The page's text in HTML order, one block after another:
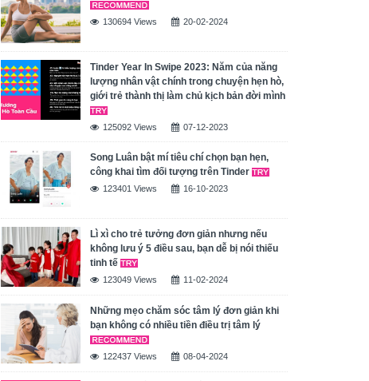
130694 Views 20-02-2024
Tinder Year In Swipe 2023: Năm của năng
lượng nhân vật chính trong chuyện hẹn hò,
giới trẻ thành thị làm chủ kịch bản đời mình
125092 Views 07-12-2023
Song Luân bật mí tiêu chí chọn bạn hẹn,
công khai tìm đối tượng trên Tinder
123401 Views 16-10-2023
Lì xì cho trẻ tưởng đơn giản nhưng nếu
không lưu ý 5 điều sau, bạn dễ bị nói thiếu
tinh tế
123049 Views 11-02-2024
Những mẹo chăm sóc tâm lý đơn giản khi
bạn không có nhiều tiền điều trị tâm lý
122437 Views 08-04-2024